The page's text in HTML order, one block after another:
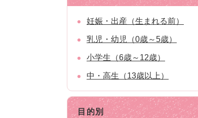
妊娠・出産（生まれる前）
乳児・幼児（0歳～5歳）
小学生（6歳～12歳）
中・高生（13歳以上）
目的別